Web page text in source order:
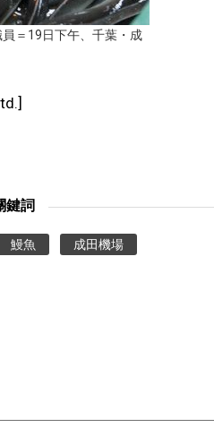
＝19日下午、千葉・成
鍵詞
鰻魚 成田機場